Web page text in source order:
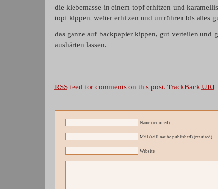
die klebemasse in einem topf erhitzen und
topf kippen, weiter erhitzen und umrühren bis alles
das ganze auf backpapier kippen, gut verteilen und
aushärten lassen.
RSSfeed for comments on this post. TrackBack URI
Name (required)
Mail (will not be published) (required)
Website